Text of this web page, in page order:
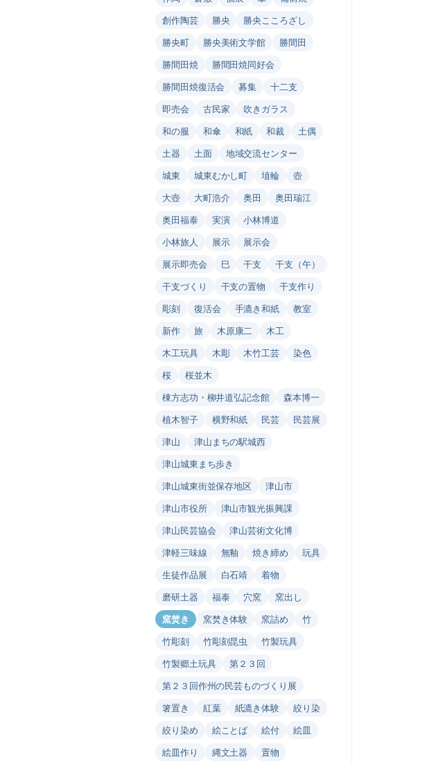
創作陶芸
勝央
勝央こころざし
勝央町
勝央美術文学館
勝間田
勝間田焼
勝間田焼同好会
勝間田焼復活会
募集
十二支
即売会
古民家
吹きガラス
和の服
和傘 和紙 和裁
土偶
土器
土面
地域交流センター
城東
城東むかし町 埴輪
壺
大壺
大町浩介 奥田
奥田瑞江
奥田福泰
実演
小林博道
小林旅人
展示
展示会
展示即売会
巳 干支
干支（午）
干支づくり
干支の置物
干支作り
彫刻
復活会 手漉き和紙
教室
新作
旅 木原康二
木工
木工玩具
木彫 木竹工芸
染色
桜
桜並木
棟方志功・柳井道弘記念館
森本博一
植木智子
横野和紙 民芸
民芸展
津山
津山まちの駅城西
津山城東まち歩き
津山城東街並保存地区
津山市
津山市役所
津山市観光振興課
津山民芸協会
津山芸術文化博
津軽三味線
無釉 焼き締め
玩具
生徒作品展
白石靖
着物
磨研土器
福泰 穴窯
窯出し
窯焚き
窯焚き体験 窯詰め
竹
竹彫刻
竹彫刻昆虫
竹製玩具
竹製郷土玩具
第２３回
第２３回作州の民芸ものづくり展
箸置き
紅葉 紙漉き体験
絞り染
絞り染め
絵ことば 絵付
絵皿
絵皿作り
縄文土器
置物